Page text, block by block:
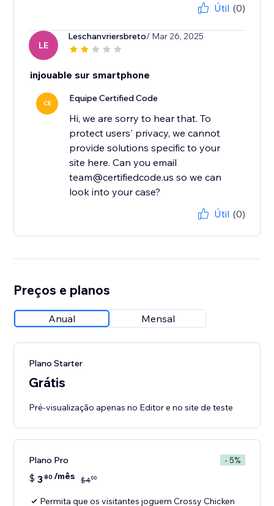
Útil (0)
LE
Leschanvriersbreto/ Mar 26, 2025
injouable sur smartphone
CE Equipe Certified Code
Hi, we are sorry to hear that. To
protect users' privacy, we cannot
provide solutions specific to your
site here. Can you email
team@certifiedcode.us so we can
look into your case?
Útil (0)
Preços e planos
Anual Mensal
Plano Starter
Grátis
Pré-visualização apenas no Editor e no site de teste
Plano Pro - 5%
$ 380 /mês $400
Permita que os visitantes joguem Crossy Chicken